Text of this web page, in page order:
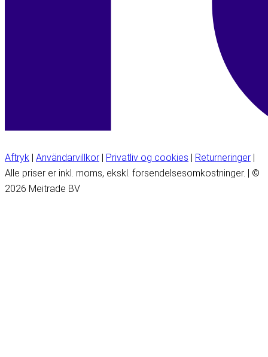
Aftryk | Användarvillkor | Privatliv og cookies | Returneringer |
Alle priser er inkl. moms, ekskl. forsendelsesomkostninger. | ©
2026 Meitrade BV